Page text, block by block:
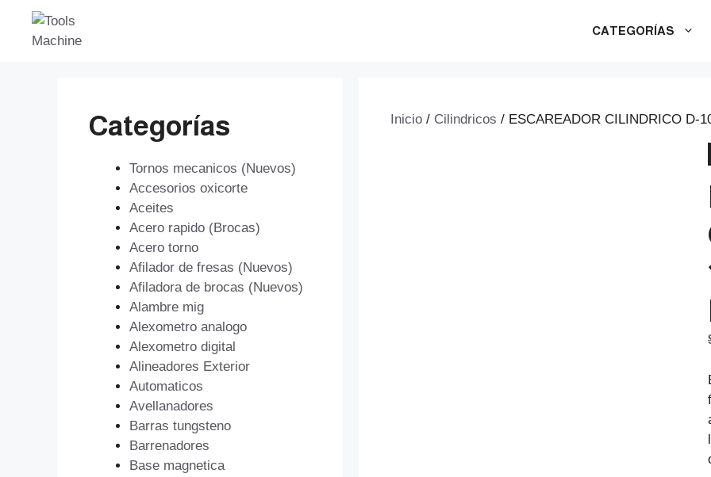
Saltar
contenido
CATEGORÍAS
Inicio / Cilindricos / ESCAREADOR CILINDRICO D-
Categorías
Tornos mecanicos (Nuevos)
Accesorios oxicorte
Aceites
Acero rapido (Brocas)
Acero torno
Afilador de fresas (Nuevos)
Afiladora de brocas (Nuevos)
Alambre mig
Alexometro analogo
Alexometro digital
Alineadores Exterior
Automaticos
Avellanadores
Barras tungsteno
Barrenadores
Base magnetica